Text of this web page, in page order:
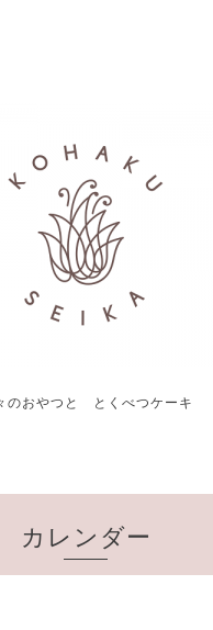
のおやつと とくべつケーキ
カレンダー